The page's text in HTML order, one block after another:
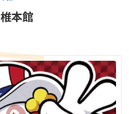
本館